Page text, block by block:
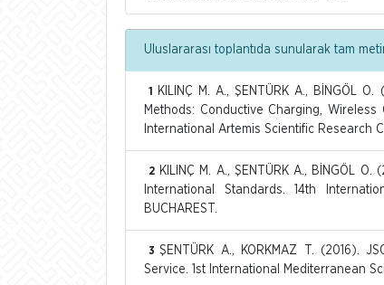
Uluslararası toplantıda sunularak tam
1
KILINÇ M. A., ŞENTÜRK A., BİNGÖL
Methods: Conductive Charging,
International Artemis Scientific Research
2 KILINÇ M. A., ŞENTÜRK A., BİNGÖL
International Standards. 14th
BUCHAREST.
3 ŞENTÜRK A., KORKMAZ T. (2016).
Service. 1st International Mediterranean